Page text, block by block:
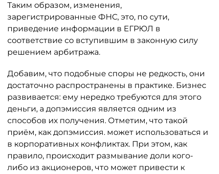
Таким образом, изменения,
зарегистрированные ФНС, это, по сути,
приведение информации в ЕГРЮЛ в
соответствие со вступившим в законную силу
решением арбитража.
Добавим, что подобные споры не редкость, они
достаточно распространены в практике. Бизнес
развивается: ему нередко требуются для этого
деньги, а допэмиссия является одним из
способов их получения. Отметим, что такой
приём, как допэмиссия. может использоваться и
в корпоративных конфликтах. При этом, как
правило, происходит размывание доли кого-
либо из акционеров, что может привести к